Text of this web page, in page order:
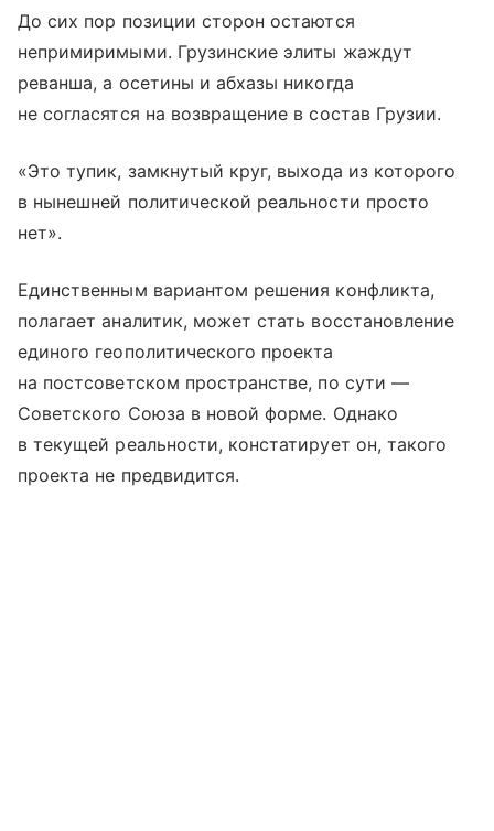
До сих пор позиции сторон остаются
непримиримыми. Грузинские элиты жаждут
реванша, а осетины и абхазы никогда
не согласятся на возвращение в состав Грузии.
«Это тупик, замкнутый круг, выхода из которого
в нынешней политической реальности просто
нет».
Единственным вариантом решения конфликта,
полагает аналитик, может стать восстановление
единого геополитического проекта
на постсоветском пространстве, по сути —
Советского Союза в новой форме. Однако
в текущей реальности, констатирует он, такого
проекта не предвидится.